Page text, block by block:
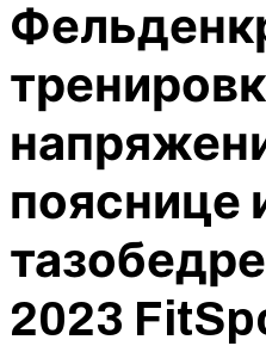
пояснице
2023